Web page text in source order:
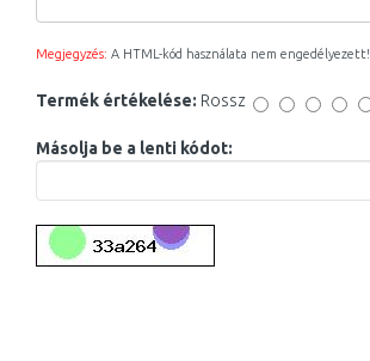
Megjegyzés: A HTML-kód használata nem engedélyezett!
Termék értékelése: Rossz
Másolja be a lenti kódot: